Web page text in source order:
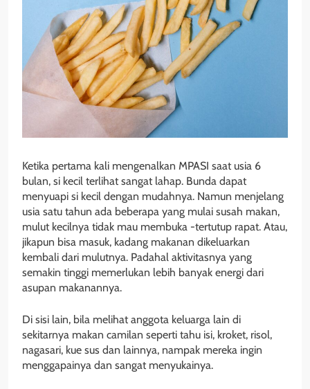
Ketika pertama kali mengenalkan MPASI saat usia 6
bulan, si kecil terlihat sangat lahap. Bunda dapat
menyuapi si kecil dengan mudahnya. Namun menjelang
usia satu tahun ada beberapa yang mulai susah makan,
mulut kecilnya tidak mau membuka -tertutup rapat. Atau,
jikapun bisa masuk, kadang makanan dikeluarkan
kembali dari mulutnya. Padahal aktivitasnya yang
semakin tinggi memerlukan lebih banyak energi dari
asupan makanannya.
Di sisi lain, bila melihat anggota keluarga lain di
sekitarnya makan camilan seperti tahu isi, kroket, risol,
nagasari, kue sus dan lainnya, nampak mereka ingin
menggapainya dan sangat menyukainya.